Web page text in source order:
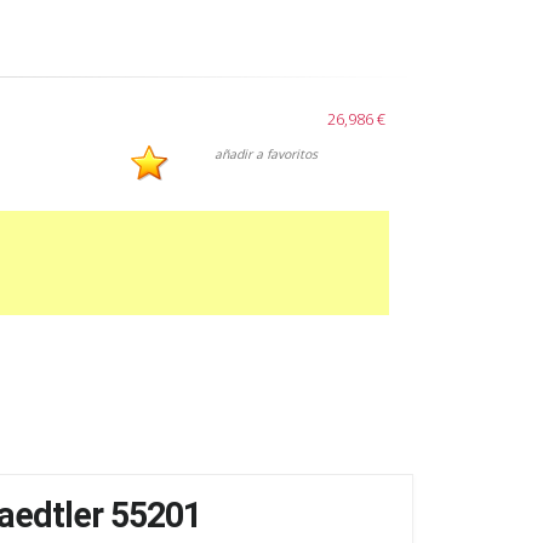
26,986 €
añadir a favoritos
55201